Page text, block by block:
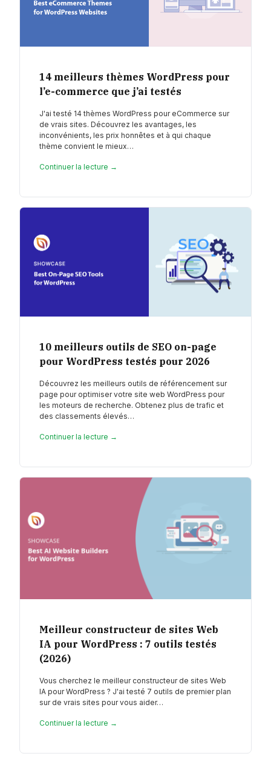
14 meilleurs thèmes WordPress pour
l’e-commerce que j’ai testés
J'ai testé 14 thèmes WordPress pour eCommerce sur
de vrais sites. Découvrez les avantages, les
inconvénients, les prix honnêtes et à qui chaque
thème convient le mieux…
Continuer la lecture →
10 meilleurs outils de SEO on-page
pour WordPress testés pour 2026
Découvrez les meilleurs outils de référencement sur
page pour optimiser votre site web WordPress pour
les moteurs de recherche. Obtenez plus de trafic et
des classements élevés…
Continuer la lecture →
Meilleur constructeur de sites Web
IA pour WordPress : 7 outils testés
(2026)
Vous cherchez le meilleur constructeur de sites Web
IA pour WordPress ? J'ai testé 7 outils de premier plan
sur de vrais sites pour vous aider…
Continuer la lecture →